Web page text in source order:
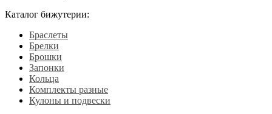
Каталог бижутерии:
Браслеты
Брелки
Брошки
Запонки
Кольца
Комплекты разные
Кулоны и подвески